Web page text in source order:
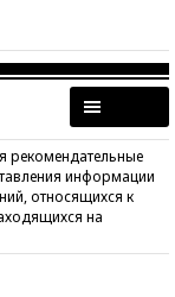
рекомендательные
информации
относящихся к
на